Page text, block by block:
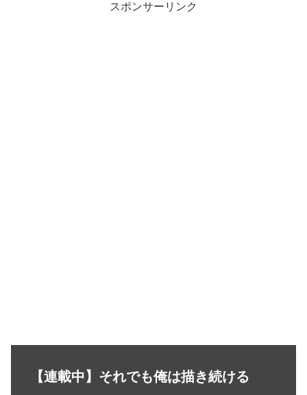
スポンサーリンク
【連載中】それでも俺は描き続ける